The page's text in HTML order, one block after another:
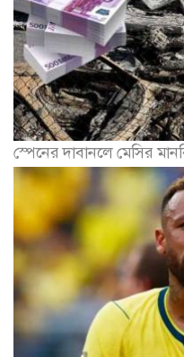
স্পেনের দাবানলে মেসির